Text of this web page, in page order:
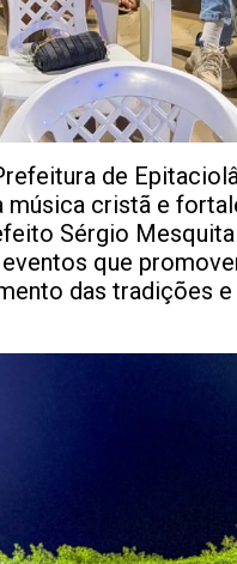
de
cristã e
Sérgio
que
das tradições